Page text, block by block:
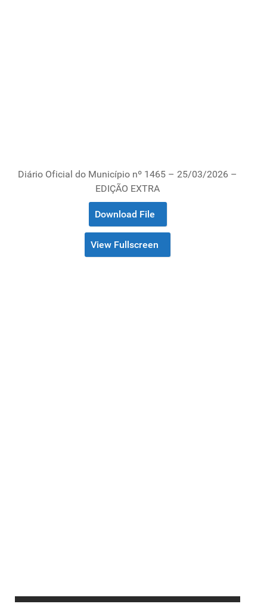
Diário Oficial do Município nº 1465 – 25/03/2026 –
EDIÇÃO EXTRA
Download File
View Fullscreen